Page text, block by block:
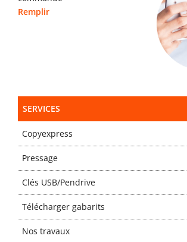
Remplir
SERVICES
Copyexpress
Pressage
Clés USB/Pendrive
Télécharger gabarits
Nos travaux